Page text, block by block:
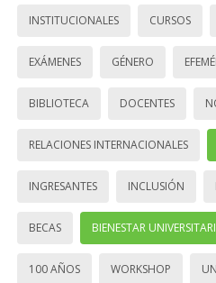
INSTITUCIONALES CURSOS
EXÁMENES GÉNERO
BIBLIOTECA DOCENTES
RELACIONES INTERNACIONALES
INGRESANTES INCLUSIÓN
BECAS BIENESTAR
100 AÑOS WORKSHOP